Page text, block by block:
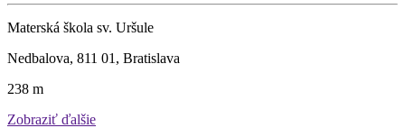
Materská škola sv. Uršule
Nedbalova, 811 01, Bratislava
238 m
Zobraziť ďalšie